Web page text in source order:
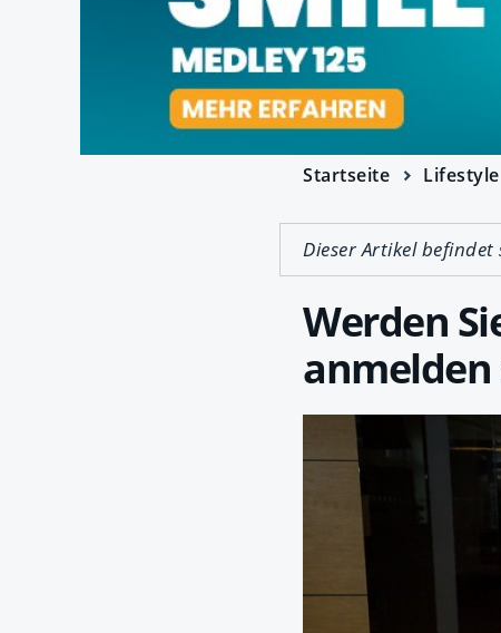
Startseite Lifestyle
Dieser Artikel
Werden
anmelden